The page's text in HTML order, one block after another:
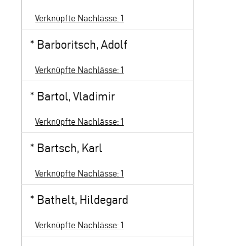
Verknüpfte Nachlässe: 1
* Barboritsch, Adolf
Verknüpfte Nachlässe: 1
* Bartol, Vladimir
Verknüpfte Nachlässe: 1
* Bartsch, Karl
Verknüpfte Nachlässe: 1
* Bathelt, Hildegard
Verknüpfte Nachlässe: 1